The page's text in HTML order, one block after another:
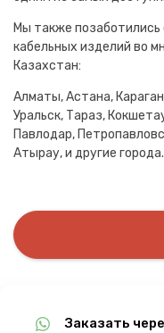
Мы также
кабельных изделий во
Казахстан:
Алматы, Астана,
Уральск, Тараз,
Павлодар,
Атырау, и другие города.
Заказать